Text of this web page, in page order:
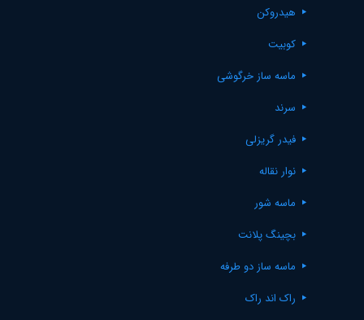
هیدروکن
کوبیت
ماسه ساز خرگوشی
سرند
فیدر گریزلی
نوار نقاله
ماسه شور
بچینگ پلانت
ماسه ساز دو طرفه
راک اند راک